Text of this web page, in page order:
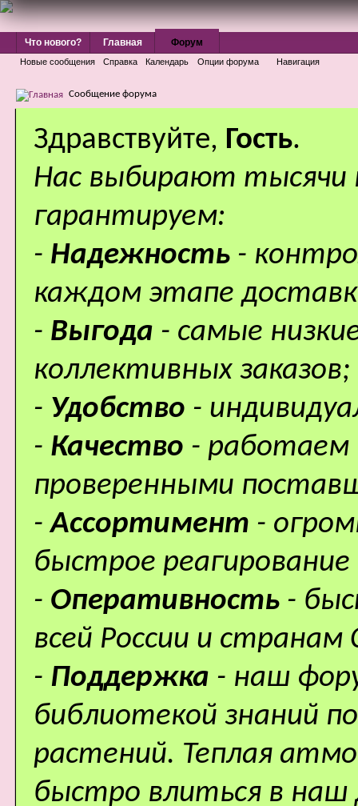
Что нового? Главная Форум
Новые сообщения Справка Календарь Опции форума Навигация
Сообщение форума
Здравствуйте, Гость.
Нас выбирают
гарантируем:
- Надежность -
каждом этапе
- Выгода - самые
коллективных заказов;
- Удобство -
- Качество - работаем
проверенными
-Ассортимент -
быстрое
- Оперативность -
всей России и странам
- Поддержка - наш
библиотекой знаний
растений. Теплая
быстро влиться в